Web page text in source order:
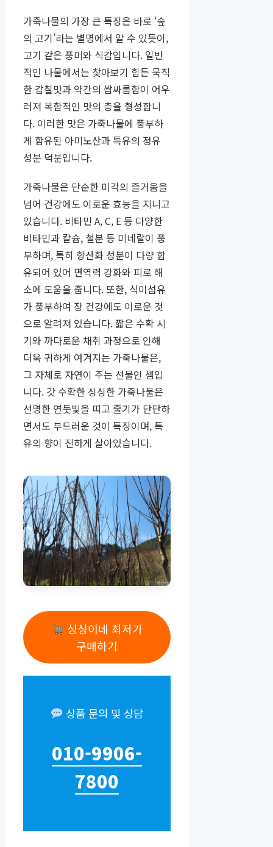
가죽나물의 가장 큰 특징은 바로 ‘숲
의 고기’라는 별명에서 알 수 있듯이,
고기 같은 풍미와 식감입니다. 일반
적인 나물에서는 찾아보기 힘든 묵직
한 감칠맛과 약간의 쌉싸름함이 어우
러져 복합적인 맛의 층을 형성합니
다. 이러한 맛은 가죽나물에 풍부하
게 함유된 아미노산과 특유의 정유
성분 덕분입니다.
가죽나물은 단순한 미각의 즐거움을
넘어 건강에도 이로운 효능을 지니고
있습니다. 비타민 A, C, E 등 다양한
비타민과 칼슘, 철분 등 미네랄이 풍
부하며, 특히 항산화 성분이 다량 함
유되어 있어 면역력 강화와 피로 해
소에 도움을 줍니다. 또한, 식이섬유
가 풍부하여 장 건강에도 이로운 것
으로 알려져 있습니다. 짧은 수확 시
기와 까다로운 채취 과정으로 인해
더욱 귀하게 여겨지는 가죽나물은,
그 자체로 자연이 주는 선물인 셈입
니다. 갓 수확한 싱싱한 가죽나물은
선명한 연둣빛을 띠고 줄기가 단단하
면서도 부드러운 것이 특징이며, 특
유의 향이 진하게 살아있습니다.
싱싱이네 최저가
구매하기
상품 문의 및 상담
010-9906-
7800